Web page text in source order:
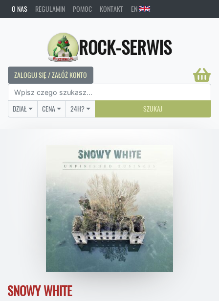
O NAS REGULAMIN POMOC KONTAKT EN
ROCK-SERWIS
ZALOGUJ SIĘ / ZAŁÓŻ KONTO
DZIAŁ CENA 24H? SZUKAJ
SNOWY WHITE